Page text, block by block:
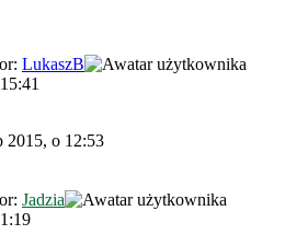
LukaszB
2015, o 12:53
Jadzia